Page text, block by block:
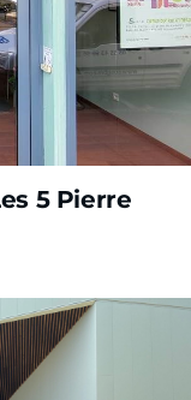
5 Pierre